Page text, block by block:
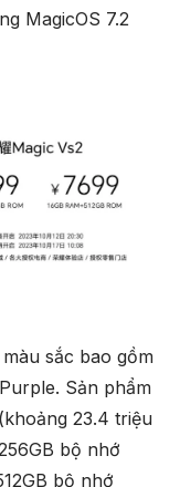
MagicOS 7.2
sắc bao gồm
Sản phẩm
23.4 triệu
bộ nhớ
bộ nhớ